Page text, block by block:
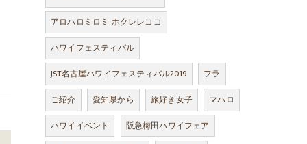
アロハロミロミ ホクレレココ
ハワイフェスティバル
JST名古屋ハワイフェスティバル2019
フラ
ご紹介
愛知県から 旅好き女子
マハロ
ハワイイベント
阪急梅田ハワイフェア